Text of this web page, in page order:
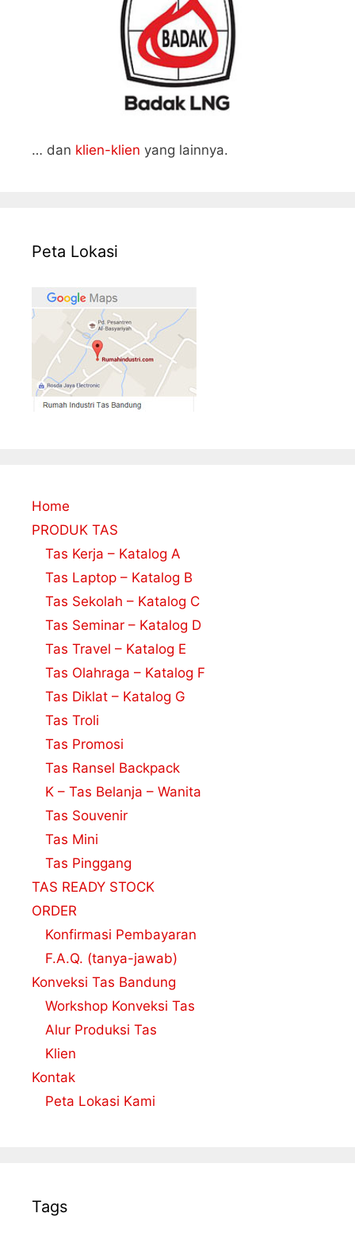
… dan klien-klien yang lainnya.
Peta Lokasi
Home
PRODUK TAS
Tas Kerja – Katalog A
Tas Laptop – Katalog B
Tas Sekolah – Katalog C
Tas Seminar – Katalog D
Tas Travel – Katalog E
Tas Olahraga – Katalog F
Tas Diklat – Katalog G
Tas Troli
Tas Promosi
Tas Ransel Backpack
K – Tas Belanja – Wanita
Tas Souvenir
Tas Mini
Tas Pinggang
TAS READY STOCK
ORDER
Konfirmasi Pembayaran
F.A.Q. (tanya-jawab)
Konveksi Tas Bandung
Workshop Konveksi Tas
Alur Produksi Tas
Klien
Kontak
Peta Lokasi Kami
Tags